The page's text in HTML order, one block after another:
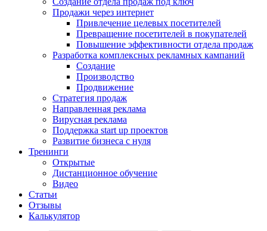
Продажи через интернет
Привлечение целевых посетителей
Превращение посетителей в покупателей
Повышение эффективности отдела продаж
Разработка комплексных рекламных кампаний
Создание
Производство
Продвижение
Стратегия продаж
Направленная реклама
Вирусная реклама
Поддержка start up проектов
Развитие бизнеса с нуля
Тренинги
Открытые
Дистанционное обучение
Видео
Статьи
Отзывы
Калькулятор